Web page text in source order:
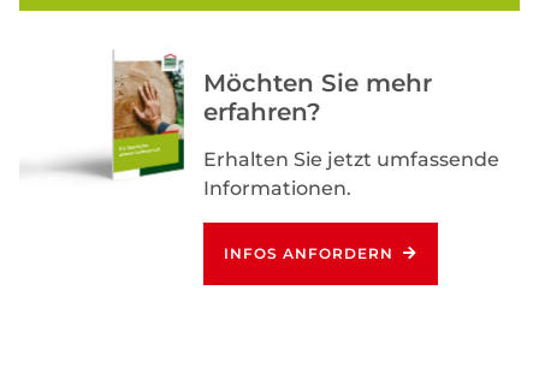
Möchten Sie mehr
erfahren?
Erhalten Sie jetzt umfassende
Informationen.
INFOS ANFORDERN